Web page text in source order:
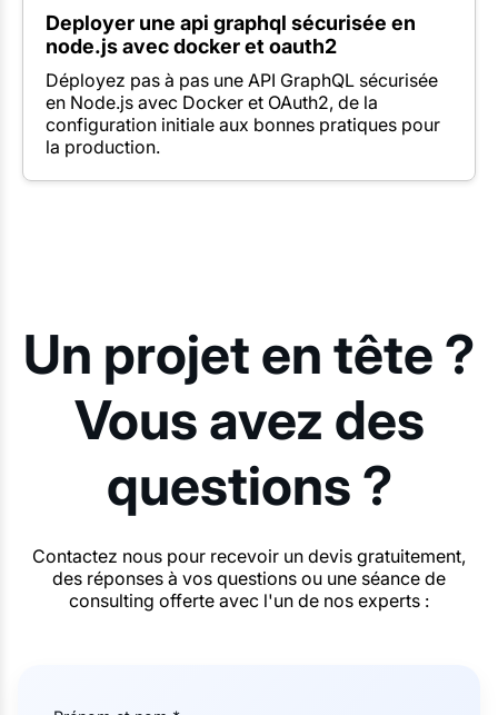
Deployer une api graphql sécurisée en
node.js avec docker et oauth2
Déployez pas à pas une API GraphQL sécurisée
en Node.js avec Docker et OAuth2, de la
configuration initiale aux bonnes pratiques pour
la production.
Un projet en tête ?
Vous avez des
questions ?
Contactez nous pour recevoir un devis gratuitement,
des réponses à vos questions ou une séance de
consulting offerte avec l'un de nos experts :